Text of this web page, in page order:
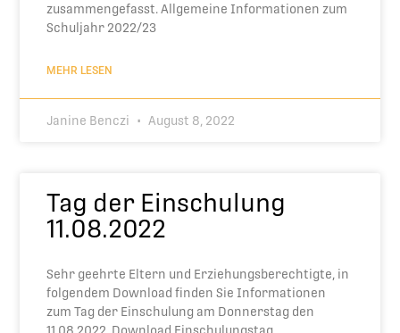
zusammengefasst. Allgemeine Informationen zum
Schuljahr 2022/23
MEHR LESEN
Janine Benczi August 8, 2022
Tag der Einschulung
11.08.2022
Sehr geehrte Eltern und Erziehungsberechtigte, in
folgendem Download finden Sie Informationen
zum Tag der Einschulung am Donnerstag den
11.08.2022. Download Einschulungstag